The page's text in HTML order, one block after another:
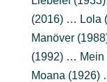
(2016) … Lola
Manöver
(1992) … Mein
Moana (1926)